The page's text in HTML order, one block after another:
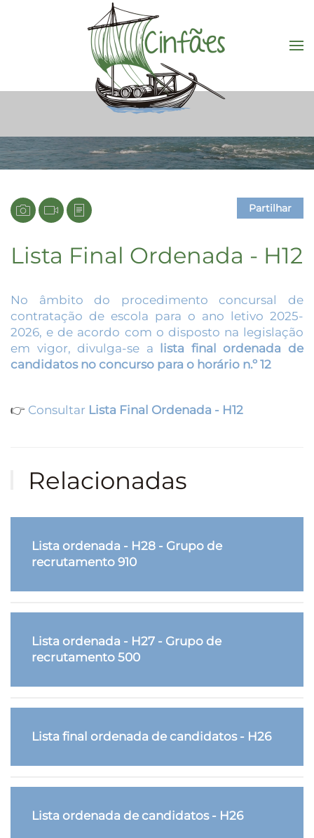
Saltar para o conteúdo principal
Partilhar
Lista Final Ordenada - H12
No âmbito do procedimento concursal de
contratação de escola para o ano letivo 2025-
2026, e de acordo com o disposto na legislação
em vigor, divulga-se a lista final ordenada de
candidatos no concurso para o horário n.º 12
👉 Consultar Lista Final Ordenada - H12
Relacionadas
Lista ordenada - H28 - Grupo de
recrutamento 910
Lista ordenada - H27 - Grupo de
recrutamento 500
Lista final ordenada de candidatos - H26
Lista ordenada de candidatos - H26